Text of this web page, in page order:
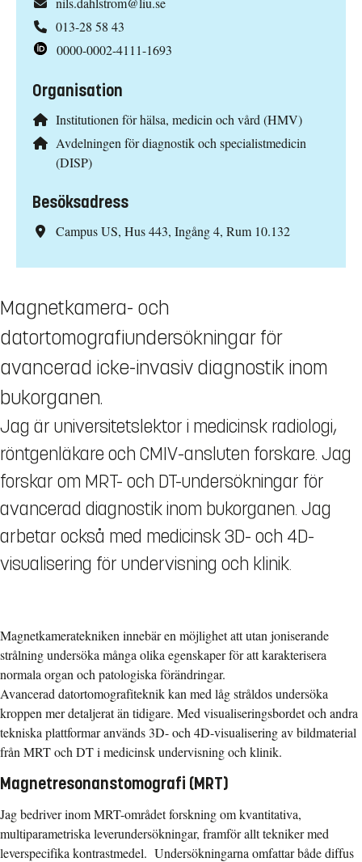
013-28 58 43
0000-0002-4111-1693
Organisation
Institutionen för hälsa, medicin och vård (HMV)
Avdelningen för diagnostik och specialistmedicin
(DISP)
Besöksadress
Campus US, Hus 443, Ingång 4, Rum 10.132
Magnetkamera- och
datortomografiundersökningar för
avancerad icke-invasiv diagnostik inom
bukorganen.
Jag är universitetslektor i medicinsk radiologi,
röntgenläkare och CMIV-ansluten forskare. Jag
forskar om MRT- och DT-undersökningar för
avancerad diagnostik inom bukorganen. Jag
arbetar också med medicinsk 3D- och 4D-
visualisering för undervisning och klinik.
Magnetkameratekniken innebär en möjlighet att utan joniserande
strålning undersöka många olika egenskaper för att karakterisera
normala organ och patologiska förändringar.
Avancerad datortomografiteknik kan med låg stråldos undersöka
kroppen mer detaljerat än tidigare. Med visualiseringsbordet och andra
tekniska plattformar används 3D- och 4D-visualisering av bildmaterial
från MRT och DT i medicinsk undervisning och klinik.
Magnetresonanstomografi (MRT)
Jag bedriver inom MRT-området forskning om kvantitativa,
multiparametriska leverundersökningar, framför allt tekniker med
leverspecifika kontrastmedel. Undersökningarna omfattar både diffus